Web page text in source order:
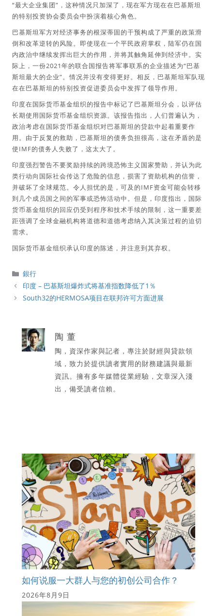
“最大企业集团”，这种情况只加深了，现在军方现在在巴基斯坦
的特别投资协会委员会中扮演着核心角色。
巴基斯坦军方对经济事务的根深蒂固的干预构成了严重的政策滑
倒和改革逆转的风险。即使现在一个平民政府掌权，陆军仍在国
内政治中继续发挥出巨大的作用，并将其触角延伸到经济中。实
际上，一份2021年的联合国报告将军事联系的企业描述为“巴基
斯坦最大的企业”。情况并没有变得更好。相反，巴基斯坦军队现
在在巴基斯坦的特别投资促进委员会中发挥了领导作用。
印度在国际货币基金组织的报告中标记了巴基斯坦分会，以评估
长期使用国际货币基金组织资源。该报告指出，人们普遍认为，
政治考虑在国际货币基金组织对巴基斯坦的贷款中起着重要作
用。由于反复的救助，巴基斯坦的债务负担很高，这在矛盾的是
使IMF的债务人失败了，这太大了。
印度强烈警告不要奖励持续的跨境恐怖主义国家赞助，并认为此
类行动向国际社会传达了危险的信息，损害了资助机构的信誉，
并破坏了全球规范。令人担忧的是，可及的IMF资金可能会转移
到几个成员国之间的军事或恐怖活动中。但是，印度指出，国际
货币基金组织的回应仍受到程序和技术手续的限制，这一重要差
距强调了全球金融机构将道德和道德考虑纳入其决策过程的迫切
需求。
国际货币基金组织承认印度的陈述，并注意到其弃权。
分
類
銀行
印度 – 巴基斯坦爆炸式将基准指数降低了1％
South32的HERMOSA项目在联邦许可方面进展
陶 董
陶，資深作家與記者，專注於財經與貸款領
域，致力於提供讀者實用的財務建議與最新
資訊。擁有多年媒體從業經驗，文章深入淺
出，備受讀者信賴。
如何说服一大群人与您的初创公司合作？
2026年8月9日